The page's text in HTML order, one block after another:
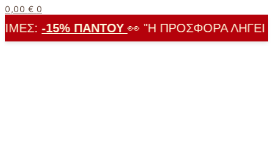
0,00 € 0
-15% ΠΑΝΤΟΎ👀 "Η ΠΡΟΣΦΟΡΆ ΛΉΓΕΙ